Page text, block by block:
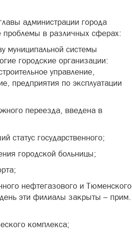
администрации города
в различных сферах:
муниципальной системы
городские организации:
управление,
предприятия по эксплуатации
переезда, введена в
статус государственного;
городской больницы;
нефтегазового и Тюменского
день эти филиалы закрыты – прим.
комплекса;